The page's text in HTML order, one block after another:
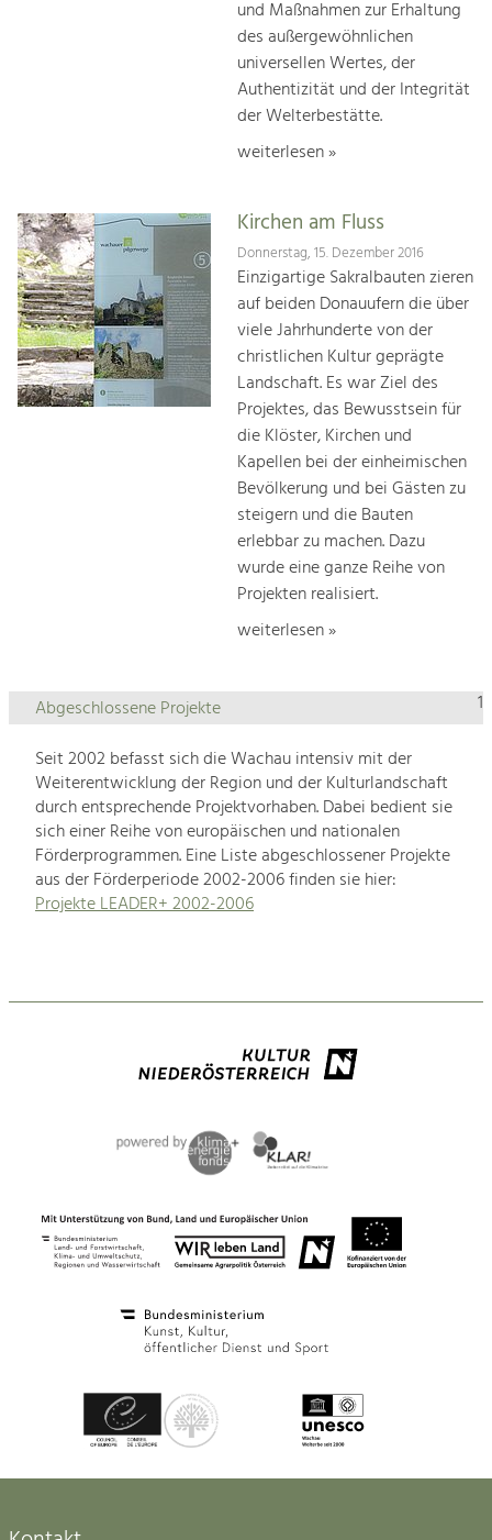
und Maßnahmen zur Erhaltung
des außergewöhnlichen
universellen Wertes, der
Authentizität und der Integrität
der Welterbestätte.
weiterlesen »
Kirchen am Fluss
Donnerstag, 15. Dezember 2016
Einzigartige Sakralbauten zieren
auf beiden Donauufern die über
viele Jahrhunderte von der
christlichen Kultur geprägte
Landschaft. Es war Ziel des
Projektes, das Bewusstsein für
die Klöster, Kirchen und
Kapellen bei der einheimischen
Bevölkerung und bei Gästen zu
steigern und die Bauten
erlebbar zu machen. Dazu
wurde eine ganze Reihe von
Projekten realisiert.
weiterlesen »
1
Abgeschlossene Projekte
Seit 2002 befasst sich die Wachau intensiv mit der
Weiterentwicklung der Region und der Kulturlandschaft
durch entsprechende Projektvorhaben. Dabei bedient sie
sich einer Reihe von europäischen und nationalen
Förderprogrammen. Eine Liste abgeschlossener Projekte
aus der Förderperiode 2002-2006 finden sie hier:
Projekte LEADER+ 2002-2006